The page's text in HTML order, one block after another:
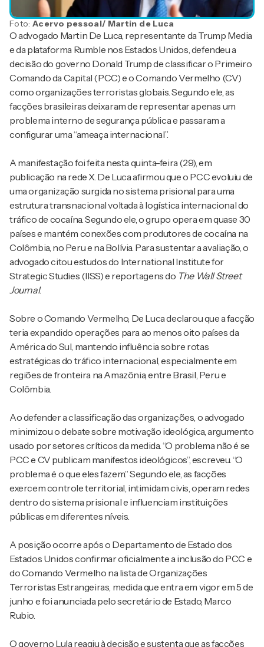
Foto:Acervo pessoal/ Martin de Luca
O advogado Martin De Luca, representante da Trump Media
e da plataforma Rumble nos Estados Unidos, defendeu a
decisão do governo Donald Trump de classificar o Primeiro
Comando da Capital (PCC) e o Comando Vermelho (CV)
como organizações terroristas globais. Segundo ele, as
facções brasileiras deixaram de representar apenas um
problema interno de segurança pública e passaram a
configurar uma “ameaça internacional”.
A manifestação foi feita nesta quinta-feira (29), em
publicação na rede X. De Luca afirmou que o PCC evoluiu de
uma organização surgida no sistema prisional para uma
estrutura transnacional voltada à logística internacional do
tráfico de cocaína. Segundo ele, o grupo opera em quase 30
países e mantém conexões com produtores de cocaína na
Colômbia, no Peru e na Bolívia. Para sustentar a avaliação, o
advogado citou estudos do International Institute for
Strategic Studies (IISS) e reportagens do The Wall Street
Journal.
Sobre o Comando Vermelho, De Luca declarou que a facção
teria expandido operações para ao menos oito países da
América do Sul, mantendo influência sobre rotas
estratégicas do tráfico internacional, especialmente em
regiões de fronteira na Amazônia, entre Brasil, Peru e
Colômbia.
Ao defender a classificação das organizações, o advogado
minimizou o debate sobre motivação ideológica, argumento
usado por setores críticos da medida. “O problema não é se
PCC e CV publicam manifestos ideológicos”, escreveu. “O
problema é o que eles fazem.” Segundo ele, as facções
exercem controle territorial, intimidam civis, operam redes
dentro do sistema prisional e influenciam instituições
públicas em diferentes níveis.
A posição ocorre após o Departamento de Estado dos
Estados Unidos confirmar oficialmente a inclusão do PCC e
do Comando Vermelho na lista de Organizações
Terroristas Estrangeiras, medida que entra em vigor em 5 de
junho e foi anunciada pelo secretário de Estado, Marco
Rubio.
O governo Lula reagiu à decisão e sustenta que as facções